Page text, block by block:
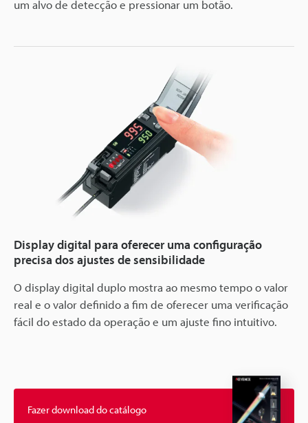
um alvo de detecção e pressionar um botão.
Display digital para oferecer uma configuração
precisa dos ajustes de sensibilidade
O display digital duplo mostra ao mesmo tempo o valor
real e o valor definido a fim de oferecer uma verificação
fácil do estado da operação e um ajuste fino intuitivo.
Fazer download do catálogo